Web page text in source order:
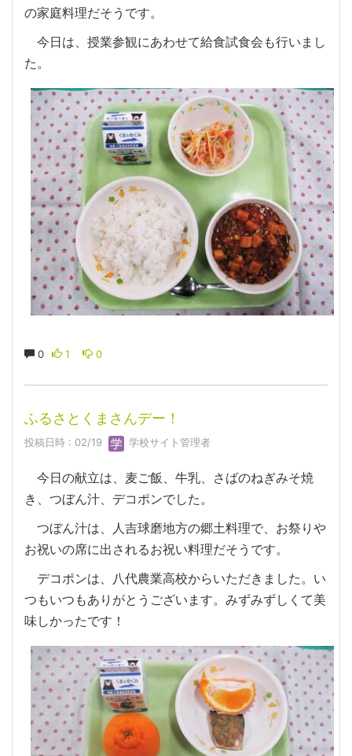
の家庭料理だそうです。
今日は、授業参観にあわせて給食試食会も行いまし
た。
0 1 0
ふるさとくまさんデー！
投稿日時 : 02/19 学校サイト管理者
今日の献立は、麦ご飯、牛乳、さばのねぎみそ焼
き、つぼん汁、デコポンでした。
つぼん汁は、人吉球磨地方の郷土料理で、お祭りや
お祝いの席に出されるお祝い料理だそうです。
デコポンは、八代農業高校からいただきました。い
つもいつもありがとうございます。みずみずしくて美
味しかったです！